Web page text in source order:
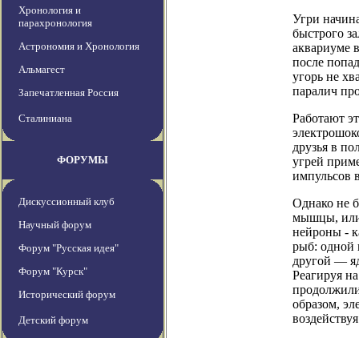
Хронология и
парахронология
Астрономия и Хронология
Альмагест
Запечатленная Россия
Сталиниана
ФОРУМЫ
Дискуссионный клуб
Научный форум
Форум "Русская идея"
Форум "Курск"
Исторический форум
Детский форум
Угри
быстрого
аквариуме
после
угорь не
паралич
Работают
друзья в
угрей
импульсов
Однако не
мышцы, или
нейроны -
рыб: одной
другой —
Реагируя
образом,